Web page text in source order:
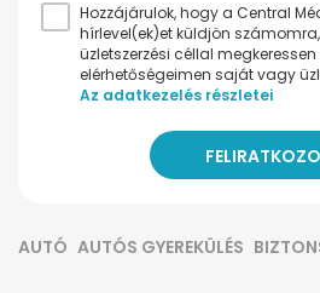
Hozzájárulok, hogy a Central
hírlevel(ek)et küldjön
üzletszerzési céllal
elérhetőségeimen saját vagy
Az adatkezelés részletei
AUTÓ AUTÓS GYEREKÜLÉS